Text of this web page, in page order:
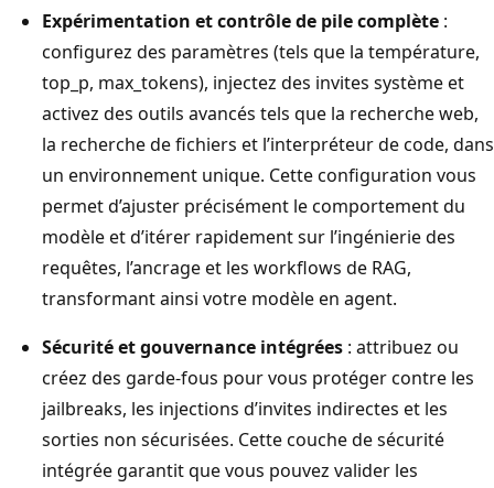
Expérimentation et contrôle de pile complète :
configurez des paramètres (tels que la température,
top_p, max_tokens), injectez des invites système et
activez des outils avancés tels que la recherche web,
la recherche de fichiers et l’interpréteur de code, dans
un environnement unique. Cette configuration vous
permet d’ajuster précisément le comportement du
modèle et d’itérer rapidement sur l’ingénierie des
requêtes, l’ancrage et les workflows de RAG,
transformant ainsi votre modèle en agent.
Sécurité et gouvernance intégrées : attribuez ou
créez des garde-fous pour vous protéger contre les
jailbreaks, les injections d’invites indirectes et les
sorties non sécurisées. Cette couche de sécurité
intégrée garantit que vous pouvez valider les